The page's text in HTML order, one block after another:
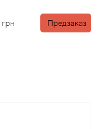
грн Предзаказ